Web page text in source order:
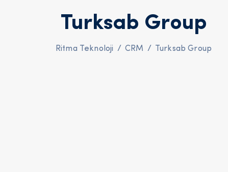
Turksab Group
Ritma Teknoloji / CRM / Turksab Group